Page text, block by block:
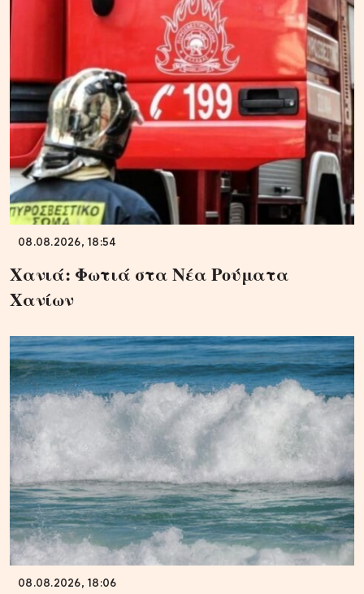
08.08.2026, 18:54
Χανιά: Φωτιά στα Νέα Ρούματα
Χανίων
08.08.2026, 18:06